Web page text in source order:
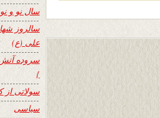
سال نو و
سالروز
علی (ع)
سروده
}
سولاتی از
سیاسی